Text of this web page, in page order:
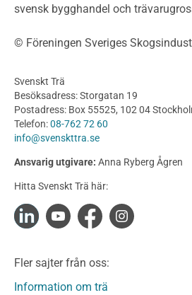
Bullerskärmar och andra
Byggnation och utförande
Utförande
Produkter
Konstruktionsvirke
Konstruktionsvirke Behandlat
Konstruktionsvirke
Konstruktionsvirke
Limträ
Fanerträ
Fanerträ Obehandlat
svensk bygghandel och
© Föreningen Sveriges
Svenskt Trä
Besöksadress: Storgatan 19
Postadress: Box 55525, 102 04
Telefon:08-762 72 60
info@svenskttra.se
Ansvarig utgivare: Anna Ryberg Ågren
Hitta Svenskt Trä här:
Fler sajter från oss:
Information om trä